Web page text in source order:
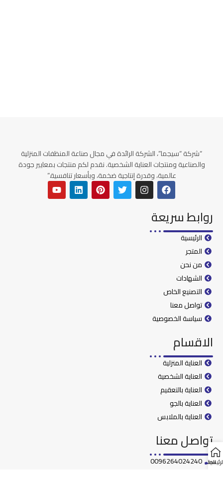
“شركة “سيجما”، الشركة الرائدة في مجال صناعة المنظفات المنزلية
والصناعية ومنتجات العناية الشخصية. نقدم لكم منتجات بمعايير جودة
عالمية، وقدرة إنتاجية ضخمة، وبأسعار تنافسية.”
روابط سريعة
الرئيسية
المتجر
من نحن
الشهادات
التصنيع الخاص
تواصل معنا
سياسة الخصوصية
الاقسام
العناية المنزلية
العناية الشخصية
العناية بالتعقيم
العناية بالجو
العناية بالملابس
تواصل معنا
0096264024240 المتجر